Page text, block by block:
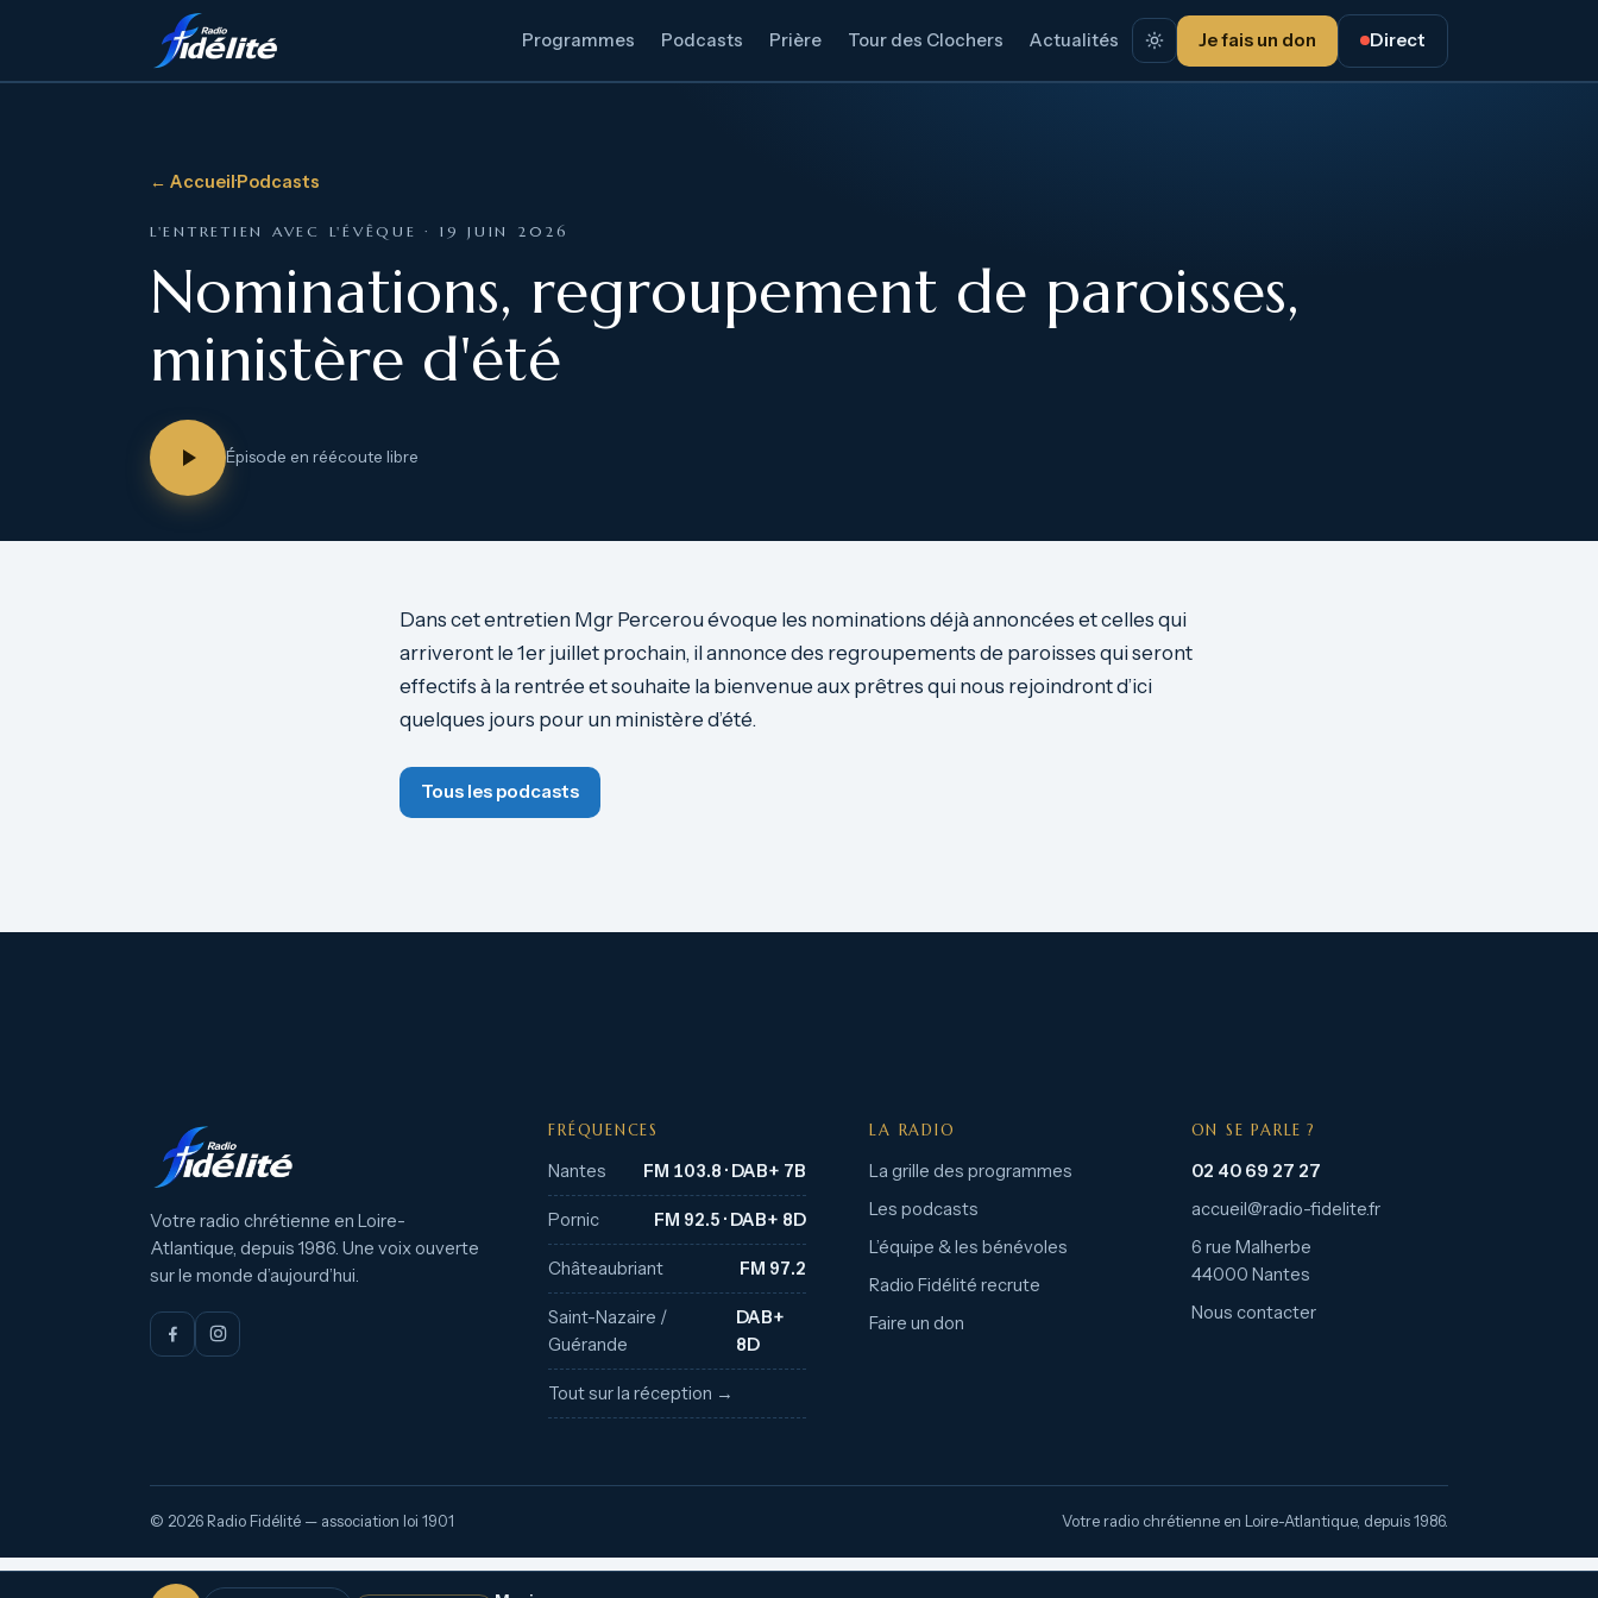
Programmes Podcasts Prière Tour des Clochers Actualités Je fais un don Direct
← Accueil·Podcasts
L'ENTRETIEN AVEC L'ÉVÊQUE · 19 JUIN 2026
Nominations, regroupement de paroisses,
ministère d'été
Épisode en réécoute libre
Dans cet entretien Mgr Percerou évoque les nominations déjà annoncées et celles qui
arriveront le 1er juillet prochain, il annonce des regroupements de paroisses qui seront
effectifs à la rentrée et souhaite la bienvenue aux prêtres qui nous rejoindront d’ici
quelques jours pour un ministère d’été.
Tous les podcasts
Votre radio chrétienne en Loire-
Atlantique, depuis 1986. Une voix ouverte
sur le monde d’aujourd’hui.
FRÉQUENCES
Nantes FM 103.8 · DAB+ 7B
Pornic FM 92.5 · DAB+ 8D
Châteaubriant FM 97.2
Saint-Nazaire /
Guérande
DAB+
8D
Tout sur la réception →
LA RADIO
La grille des programmes
Les podcasts
L’équipe & les bénévoles
Radio Fidélité recrute
Faire un don
ON SE PARLE ?
02 40 69 27 27
accueil@radio-fidelite.fr
6 rue Malherbe
44000 Nantes
Nous contacter
© 2026 Radio Fidélité — association loi 1901 Votre radio chrétienne en Loire-Atlantique, depuis 1986.